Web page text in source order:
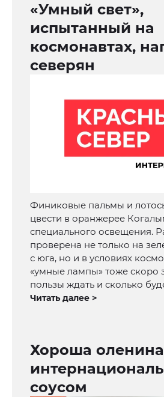
«Умный свет»,
испытанный на
космонавтах,
северян
Финиковые пальмы и
цвести в оранжерее
специального освещения.
проверена не только на
с юга, но и в условиях
«умные лампы» тоже скоро
пользы ждать и сколько
Читать далее >
Хороша
соусом